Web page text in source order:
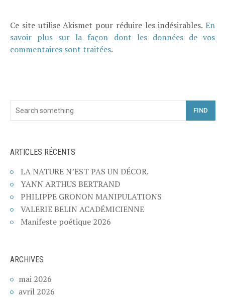
Ce site utilise Akismet pour réduire les indésirables. En
savoir plus sur la façon dont les données de vos
commentaires sont traitées.
FIND
ARTICLES RÉCENTS
LA NATURE N’EST PAS UN DÉCOR.
YANN ARTHUS BERTRAND
PHILIPPE GRONON MANIPULATIONS
VALERIE BELIN ACADÉMICIENNE
Manifeste poétique 2026
ARCHIVES
mai 2026
avril 2026